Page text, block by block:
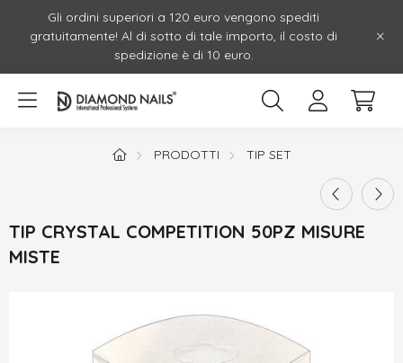
Gli ordini superiori a 120 euro vengono spediti
gratuitamente! Al di sotto di tale importo, il costo di
spedizione è di 10 euro.
PRODOTTI TIP SET
TIP CRYSTAL COMPETITION 50PZ MISURE
MISTE